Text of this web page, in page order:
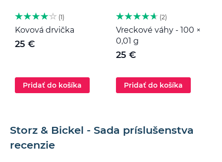
1
Kovová drvička
25 €
Pridať do košíka
2
Vreckové váhy - 100 ×
0,01 g
25 €
Pridať do košíka
Storz & Bickel - Sada príslušenstva
recenzie